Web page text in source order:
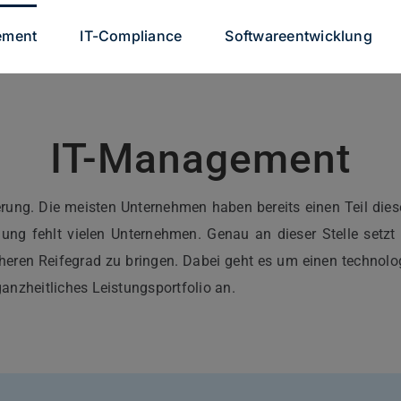
IT-Compliance Softwareentwicklung
IT-Management
Die meisten Unternehmen haben bereits einen Teil
fehlt vielen Unternehmen. Genau an dieser Stelle
Reifegrad zu bringen. Dabei geht es um einen
Leistungsportfolio an.